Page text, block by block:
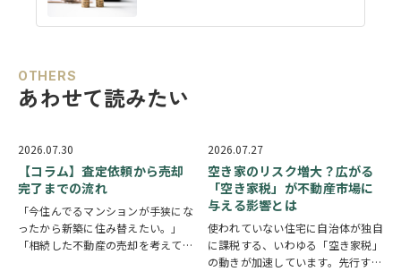
OTHERS
あわせて読みたい
2026.07.30
【コラム】査定依頼から売却
完了までの流れ
「今住んでるマンションが手狭にな
ったから新築に住み替えたい。」
「相続した不動産の売却を考えてい
2026.07.27
空き家のリスク増大？広がる
「空き家税」が不動産市場に
与える影響とは
使われていない住宅に自治体が独自
に課税する、いわゆる「空き家税」
の動きが加速しています。先行する